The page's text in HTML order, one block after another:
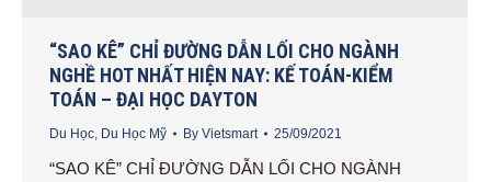
“SAO KÊ” CHỈ ĐƯỜNG DẪN LỐI CHO NGÀNH
NGHỀ HOT NHẤT HIỆN NAY: KẾ TOÁN-KIỂM
TOÁN – ĐẠI HỌC DAYTON
Du Học Du Học Mỹ By Vietsmart 25/09/2021
“SAO KÊ” CHỈ ĐƯỜNG DẪN LỐI CHO NGÀNH